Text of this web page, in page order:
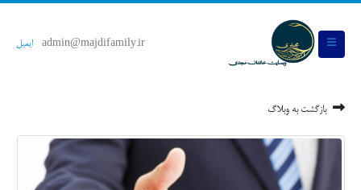
admin@majdifamily.ir ایمیل
بازگشت به وبلاگ